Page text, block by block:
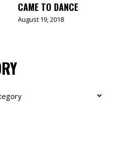
CAME TO DANCE
August 19, 2018